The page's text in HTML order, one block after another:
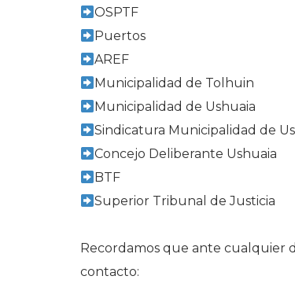
OSPTF
Puertos
AREF
Municipalidad de Tolhuin
Municipalidad de Ushuaia
Sindicatura Municipalidad de
Concejo Deliberante Ushuaia
BTF
Superior Tribunal de Justicia
Recordamos que ante cualquier
contacto: